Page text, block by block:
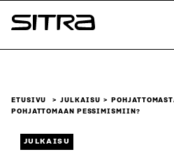
Siirry
suoraan
Sitra
ETUSIVU JULKAISU
POHJATTOMAAN PESSIMISMIIN?
JULKAISU